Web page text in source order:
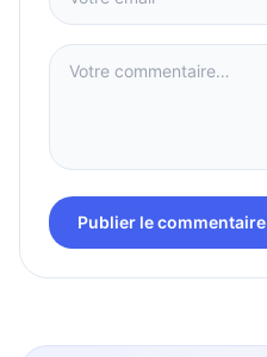
Publier le commentaire